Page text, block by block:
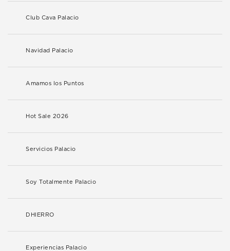
Club Cava Palacio
Navidad Palacio
Amamos los Puntos
Hot Sale 2026
Servicios Palacio
Soy Totalmente Palacio
DHIERRO
Experiencias Palacio